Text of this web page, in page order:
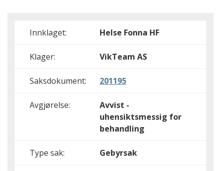
Innklaget: Helse Fonna HF
Klager: VikTeam AS
Saksdokument: 201195
Avgjørelse:
Avvist -
uhensiktsmessig for
behandling
Type sak: Gebyrsak